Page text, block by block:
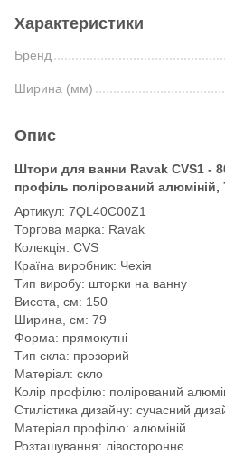
Характеристики
Бренд
Ширина (мм)
Опис
Штори для ванни Ravak CVS1 -
профіль полірований алюміній,
Артикул: 7QL40C00Z1
Торгова марка: Ravak
Колекція: CVS
Країна виробник: Чехія
Тип виробу: шторки на ванну
Висота, см: 150
Ширина, см: 79
Форма: прямокутні
Тип скла: прозорий
Матеріал: скло
Колір профілю: полірований
Стилістика дизайну: сучасний
Матеріал профілю: алюміній
Розташування: лівостороннє